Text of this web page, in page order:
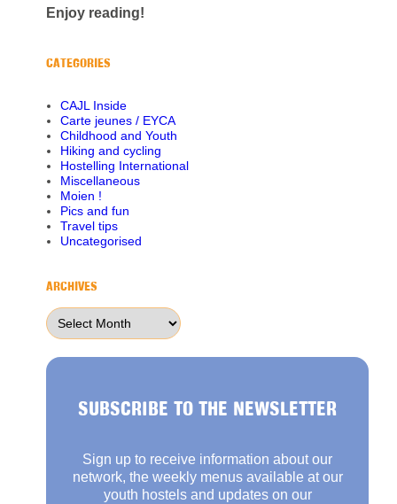
Enjoy reading!
CATEGORIES
CAJL Inside
Carte jeunes / EYCA
Childhood and Youth
Hiking and cycling
Hostelling International
Miscellaneous
Moien !
Pics and fun
Travel tips
Uncategorised
ARCHIVES
Archives
SUBSCRIBE TO THE NEWSLETTER
Sign up to receive information about our
network, the weekly menus available at our
youth hostels and updates on our